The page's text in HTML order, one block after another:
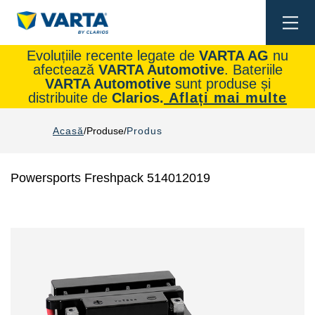
Evoluțiile recente legate de VARTA AG nu
afectează VARTA Automotive. Bateriile
VARTA Automotivesunt produse și
distribuite de Clarios. Aflați mai multe
Acasă Produse Produs
Powersports Freshpack 514012019